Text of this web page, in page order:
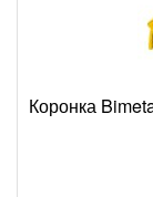
Коронка